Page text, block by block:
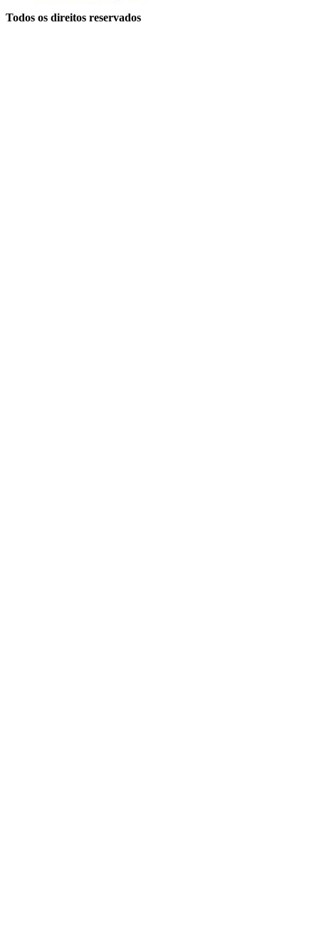
Todos os direitos reservados